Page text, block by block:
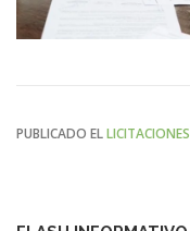
PUBLICADO ELLICITACIONES